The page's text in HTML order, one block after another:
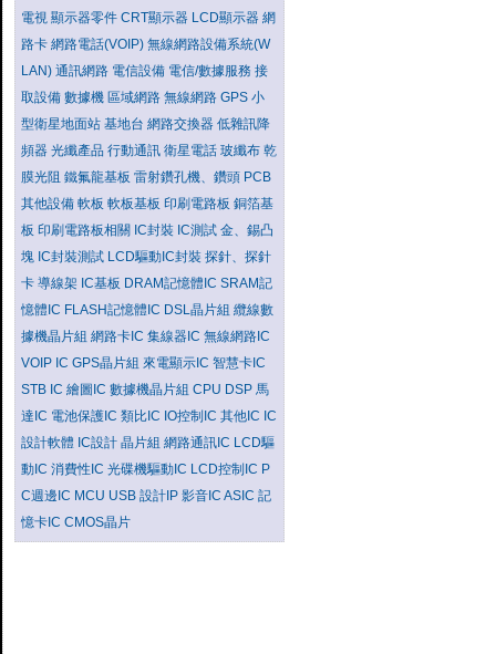
電視 顯示器零件 CRT顯示器 LCD顯示器 網
路卡 網路電話(VOIP) 無線網路設備系統(W
LAN) 通訊網路 電信設備 電信/數據服務 接
取設備 數據機 區域網路 無線網路 GPS 小
型衛星地面站 基地台 網路交換器 低雜訊降
頻器 光纖產品 行動通訊 衛星電話 玻纖布 乾
膜光阻 鐵氟龍基板 雷射鑽孔機、鑽頭 PCB
其他設備 軟板 軟板基板 印刷電路板 銅箔基
板 印刷電路板相關 IC封裝 IC測試 金、錫凸
塊 IC封裝測試 LCD驅動IC封裝 探針、探針
卡 導線架 IC基板 DRAM記憶體IC SRAM記
憶體IC FLASH記憶體IC DSL晶片組 纜線數
據機晶片組 網路卡IC 集線器IC 無線網路IC
VOIP IC GPS晶片組 來電顯示IC 智慧卡IC
STB IC 繪圖IC 數據機晶片組 CPU DSP 馬
達IC 電池保護IC 類比IC IO控制IC 其他IC IC
設計軟體 IC設計 晶片組 網路通訊IC LCD驅
動IC 消費性IC 光碟機驅動IC LCD控制IC P
C週邊IC MCU USB 設計IP 影音IC ASIC 記
憶卡IC CMOS晶片